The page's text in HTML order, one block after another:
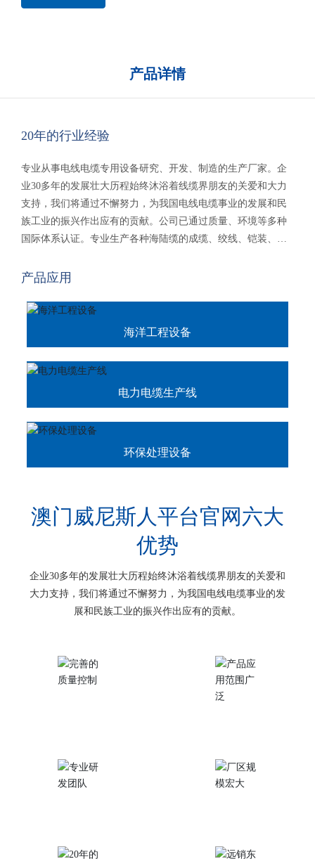
产品详情
20年的行业经验
专业从事电线电缆专用设备研究、开发、制造的生产厂家。企
业30多年的发展壮大历程始终沐浴着线缆界朋友的关爱和大力
支持，我们将通过不懈努力，为我国电线电缆事业的发展和民
族工业的振兴作出应有的贡献。公司已通过质量、环境等多种
国际体系认证。专业生产各种海陆缆的成缆、绞线、铠装、绕
二十多个省、市、自治区，海外二十多个国家及地区，受到国
产品应用
海洋工程设备
电力电缆生产线
环保处理设备
澳门威尼斯人平台官网六大
优势
企业30多年的发展壮大历程始终沐浴着线缆界朋友的关爱和
大力支持，我们将通过不懈努力，为我国电线电缆事业的发
展和民族工业的振兴作出应有的贡献。